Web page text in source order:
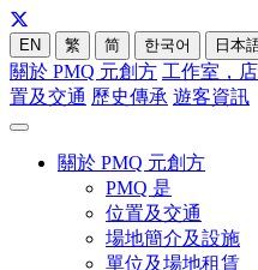
EN 繁 简 한국어 日本
關於 PMQ 元創方 工作室，
置及交通 歷史傳承 遊客資訊
關於 PMQ 元創方
PMQ 是
位置及交通
場地簡介及設施
單位及場地租賃